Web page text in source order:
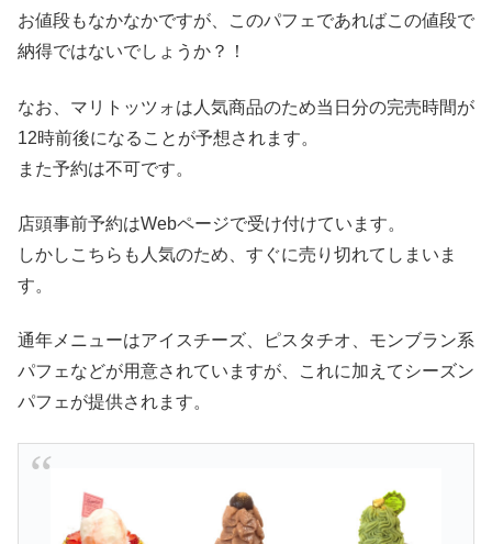
お値段もなかなかですが、このパフェであればこの値段で
納得ではないでしょうか？！
なお、マリトッツォは人気商品のため当日分の完売時間が
12時前後になることが予想されます。
また予約は不可です。
店頭事前予約はWebページで受け付けています。
しかしこちらも人気のため、すぐに売り切れてしまいま
す。
通年メニューはアイスチーズ、ピスタチオ、モンブラン系
パフェなどが用意されていますが、これに加えてシーズン
パフェが提供されます。